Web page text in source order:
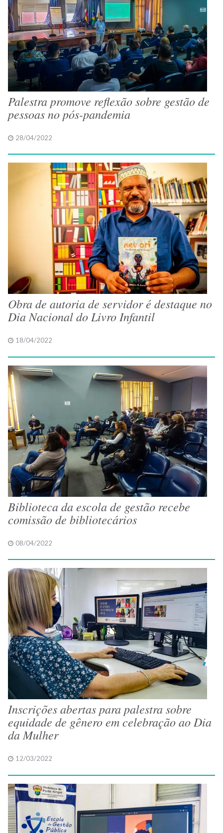
Palestra promove reflexão sobre gestão de
pessoas no pós-pandemia
28/04/2022
Obra de autoria de servidor é destaque no
Dia Nacional do Livro Infantil
18/04/2022
Biblioteca da escola de gestão recebe
comissão de bibliotecários
08/04/2022
Inscrições abertas para palestra sobre
equidade de gênero em celebração ao Dia
da Mulher
12/03/2022